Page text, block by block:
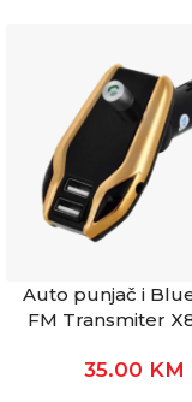
Auto punjač i
FM Transmiter
35.00 KM